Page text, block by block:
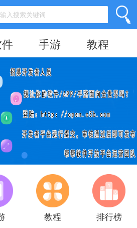
手游 教程
教程 排行榜